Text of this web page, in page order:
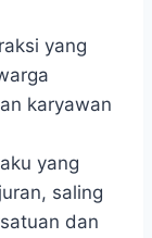
yang
karyawan
yang
saling
dan